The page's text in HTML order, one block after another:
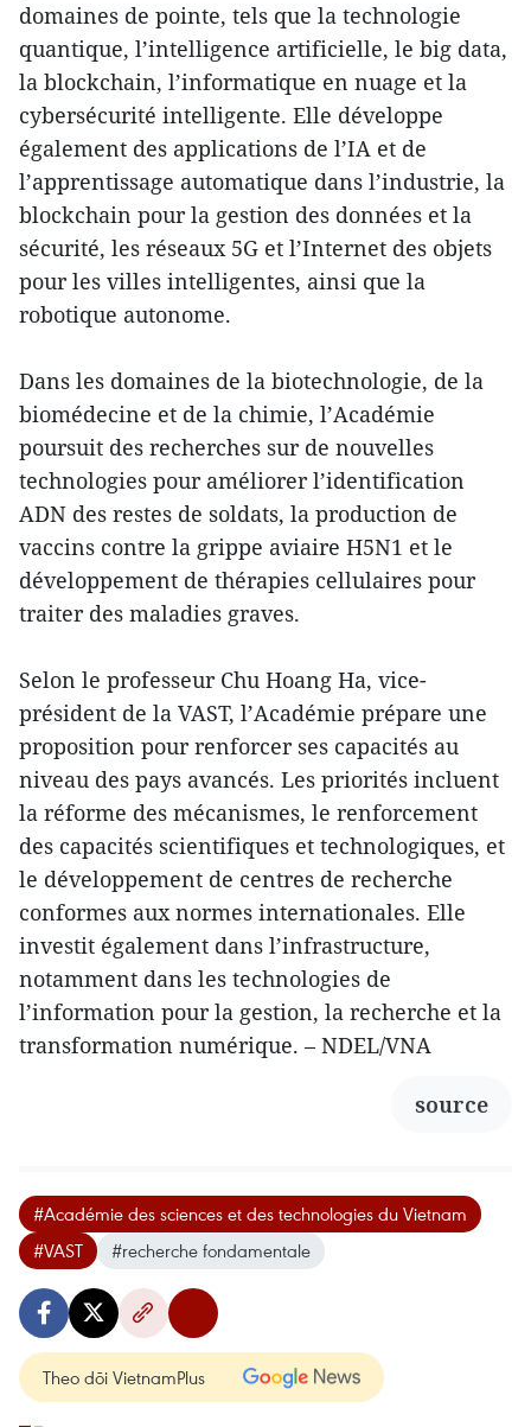
domaines de pointe, tels que la technologie
quantique, l’intelligence artificielle, le big data,
la blockchain, l’informatique en nuage et la
cybersécurité intelligente. Elle développe
également des applications de l’IA et de
l’apprentissage automatique dans l’industrie, la
blockchain pour la gestion des données et la
sécurité, les réseaux 5G et l’Internet des objets
pour les villes intelligentes, ainsi que la
robotique autonome.
Dans les domaines de la biotechnologie, de la
biomédecine et de la chimie, l’Académie
poursuit des recherches sur de nouvelles
technologies pour améliorer l’identification
ADN des restes de soldats, la production de
vaccins contre la grippe aviaire H5N1 et le
développement de thérapies cellulaires pour
traiter des maladies graves.
Selon le professeur Chu Hoang Ha, vice-
président de la VAST, l’Académie prépare une
proposition pour renforcer ses capacités au
niveau des pays avancés. Les priorités incluent
la réforme des mécanismes, le renforcement
des capacités scientifiques et technologiques, et
le développement de centres de recherche
conformes aux normes internationales. Elle
investit également dans l’infrastructure,
notamment dans les technologies de
l’information pour la gestion, la recherche et la
transformation numérique. – NDEL/VNA
source
#Académie des sciences et des technologies du Vietnam
#VAST
#recherche fondamentale
Theo dõi VietnamPlus